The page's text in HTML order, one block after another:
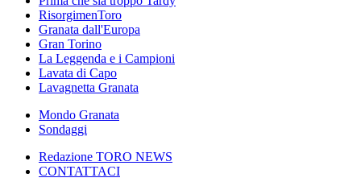
RisorgimenToro
Granata dall'Europa
Gran Torino
La Leggenda e i Campioni
Lavata di Capo
Lavagnetta Granata
Mondo Granata
Sondaggi
Redazione TORO NEWS
CONTATTACI